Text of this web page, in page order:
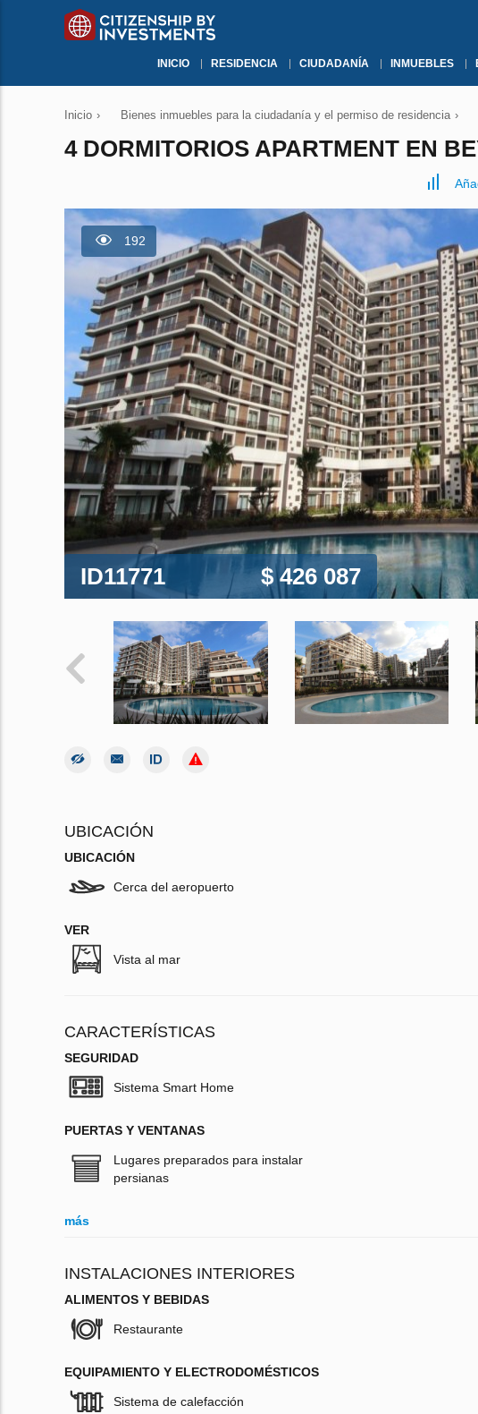
INICIO RESIDENCIA CIUDADANÍA INMUEBLES
Inicio › Bienes inmuebles para la ciudadanía y el permiso de residencia ›
4 DORMITORIOS APARTMENT EN
192
ID11771 $ 426 087
UBICACIÓN
UBICACIÓN
Cerca del aeropuerto
VER
Vista al mar
CARACTERÍSTICAS
SEGURIDAD
Sistema Smart Home
PUERTAS Y VENTANAS
Lugares preparados para instalar
persianas
más
INSTALACIONES INTERIORES
ALIMENTOS Y BEBIDAS
Restaurante
EQUIPAMIENTO Y ELECTRODOMÉSTICOS
Sistema de calefacción